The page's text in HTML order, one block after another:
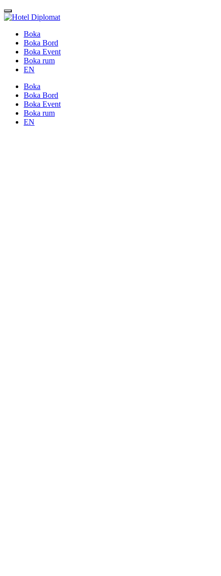
Boka
Boka Bord
Boka Event
Boka rum
EN
Boka
Boka Bord
Boka Event
Boka rum
EN